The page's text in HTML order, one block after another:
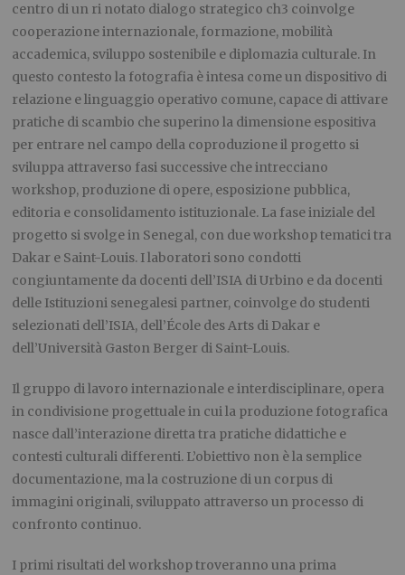
centro di un ri notato dialogo strategico ch3 coinvolge
cooperazione internazionale, formazione, mobilità
accademica, sviluppo sostenibile e diplomazia culturale. In
questo contesto la fotografia è intesa come un dispositivo di
relazione e linguaggio operativo comune, capace di attivare
pratiche di scambio che superino la dimensione espositiva
per entrare nel campo della coproduzione il progetto si
sviluppa attraverso fasi successive che intrecciano
workshop, produzione di opere, esposizione pubblica,
editoria e consolidamento istituzionale. La fase iniziale del
progetto si svolge in Senegal, con due workshop tematici tra
Dakar e Saint-Louis. I laboratori sono condotti
congiuntamente da docenti dell’ISIA di Urbino e da docenti
delle Istituzioni senegalesi partner, coinvolge do studenti
selezionati dell’ISIA, dell’École des Arts di Dakar e
dell’Università Gaston Berger di Saint-Louis.
Il gruppo di lavoro internazionale e interdisciplinare, opera
in condivisione progettuale in cui la produzione fotografica
nasce dall’interazione diretta tra pratiche didattiche e
contesti culturali differenti. L’obiettivo non è la semplice
documentazione, ma la costruzione di un corpus di
immagini originali, sviluppato attraverso un processo di
confronto continuo.
I primi risultati del workshop troveranno una prima